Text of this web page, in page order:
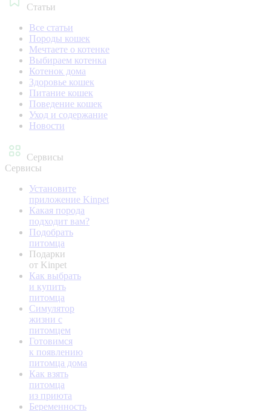
Статьи
Все статьи
Породы кошек
Мечтаете о котенке
Выбираем котенка
Котенок дома
Здоровье кошек
Питание кошек
Поведение кошек
Уход и содержание
Новости
Сервисы
Сервисы
Установите
приложение Kinpet
Какая порода
подходит вам?
Подобрать
питомца
Подарки
от Kinpet
Как выбрать
и купить
питомца
Симулятор
жизни с
питомцем
Готовимся
к появлению
питомца дома
Как взять
питомца
из приюта
Беременность